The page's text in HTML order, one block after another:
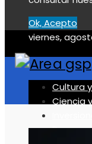
Ok, Acepto
viernes,
Cultura
Ciencia